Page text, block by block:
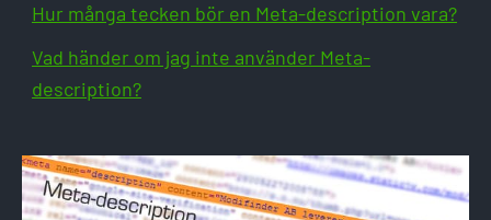
Hur många tecken bör en Meta-description vara?
Vad händer om jag inte använder Meta-
description?